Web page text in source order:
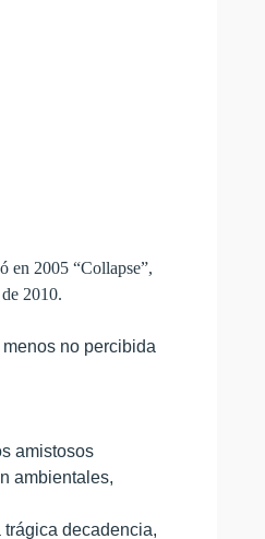
en 2005 “Collapse”,
2010.
no percibida
amistosos
ambientales,
decadencia,